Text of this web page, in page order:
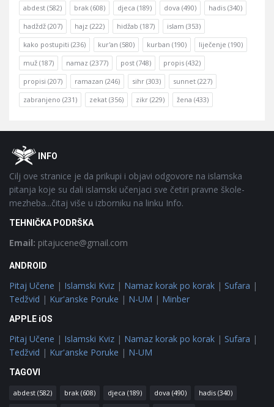
abdest (582) brak (608) djeca (189) dova (490) hadis (340)
hadždž (207) hajz (222) hidžab (187) islam (353)
kako postupiti (236) kur'an (580) kurban (190) liječenje (190)
muž (187) namaz (2377) post (748) propis (432)
propisi (207) ramazan (246) sihr (303) sunnet (227)
zabranjeno (231) zekat (356) zikr (229) žena (433)
FooterOINFO
Cilj ove stranice je da prikupi i objavi odgovore na islamska
pitanja koje su dali islamski učenjaci sve četiri pravne škole-
mezheba...čitaj više u izborniku na linku Info.
TEHNIČKA PODRŠKA
Email: pitajucene@gmail.com
ANDROID
Pitaj Učene | Islamski Kviz | Namaz korak po korak | Sufara |
Tedžvid | Kur'anske Poruke | N-UM | Minber
APPLE iOS
Pitaj Učene | Islamski Kviz | Namaz korak po korak | Sufara |
Tedžvid | Kur'anske Poruke | N-UM
TAGOVI
abdest (582) brak (608) djeca (189) dova (490) hadis (340)